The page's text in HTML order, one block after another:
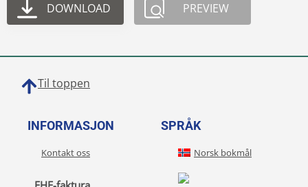
DOWNLOAD PREVIEW
Til toppen
INFORMASJON
Kontakt oss
SPRÅK
Norsk bokmål